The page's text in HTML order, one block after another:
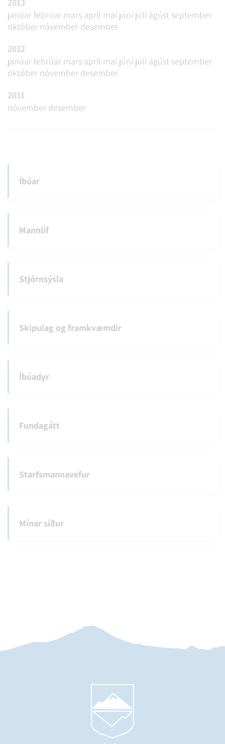
janúar febrúar mars apríl maí júní júlí ágúst september
október nóvember desember
2012
janúar febrúar mars apríl maí júní júlí ágúst september
október nóvember desember
2011
nóvember desember
Íbúar
Mannlíf
Stjórnsýsla
Skipulag og framkvæmdir
Íbúadyr
Fundagátt
Starfsmannavefur
Mínar síður